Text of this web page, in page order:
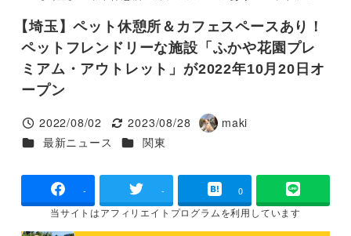
【埼玉】ペット休憩所＆カフェスペースあり！
ペットフレンドリーな施設「ふかや花園プレ
ミアム・アウトレット」が2022年10月20日オ
ープン
投稿日
2022/08/02
更新日
2023/08/28
著
maki
カテゴリー
最新ニュース カテゴリー
関東
- - 0
当サイトはアフィリエイトプログラムを利用しています